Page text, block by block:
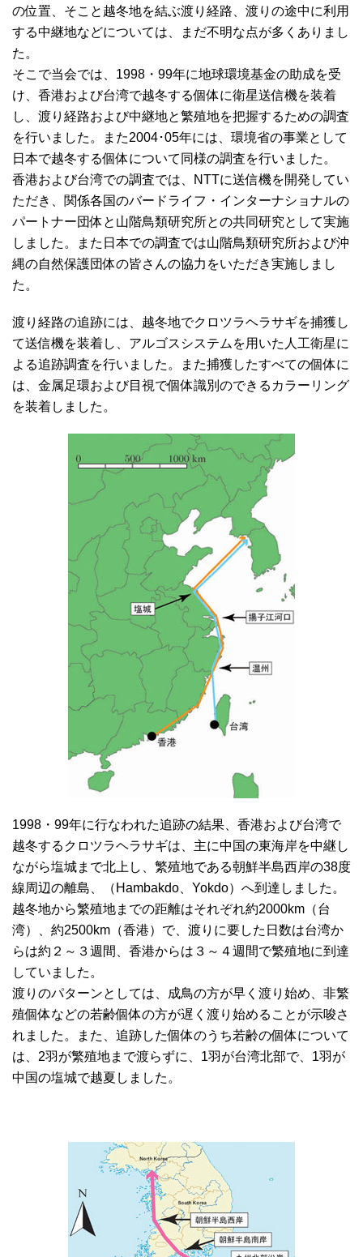
の位置、そこと越冬地を結ぶ渡り経路、渡りの途中に利用
する中継地などについては、まだ不明な点が多くありまし
た。
そこで当会では、1998・99年に地球環境基金の助成を受
け、香港および台湾で越冬する個体に衛星送信機を装着
し、渡り経路および中継地と繁殖地を把握するための調査
を行いました。また2004･05年には、環境省の事業として
日本で越冬する個体について同様の調査を行いました。
香港および台湾での調査では、NTTに送信機を開発してい
ただき、関係各国のバードライフ・インターナショナルの
パートナー団体と山階鳥類研究所との共同研究として実施
しました。また日本での調査では山階鳥類研究所および沖
縄の自然保護団体の皆さんの協力をいただき実施しまし
た。
渡り経路の追跡には、越冬地でクロツラヘラサギを捕獲し
て送信機を装着し、アルゴスシステムを用いた人工衛星に
よる追跡調査を行いました。また捕獲したすべての個体に
は、金属足環および目視で個体識別のできるカラーリング
を装着しました。
1998・99年に行なわれた追跡の結果、香港および台湾で
越冬するクロツラヘラサギは、主に中国の東海岸を中継し
ながら塩城まで北上し、繁殖地である朝鮮半島西岸の38度
線周辺の離島、（Hambakdo、Yokdo）へ到達しました。
越冬地から繁殖地までの距離はそれぞれ約2000km（台
湾）、約2500km（香港）で、渡りに要した日数は台湾か
らは約２～３週間、香港からは３～４週間で繁殖地に到達
していました。
渡りのパターンとしては、成鳥の方が早く渡り始め、非繁
殖個体などの若齢個体の方が遅く渡り始めることが示唆さ
れました。また、追跡した個体のうち若齢の個体について
は、2羽が繁殖地まで渡らずに、1羽が台湾北部で、1羽が
中国の塩城で越夏しました。